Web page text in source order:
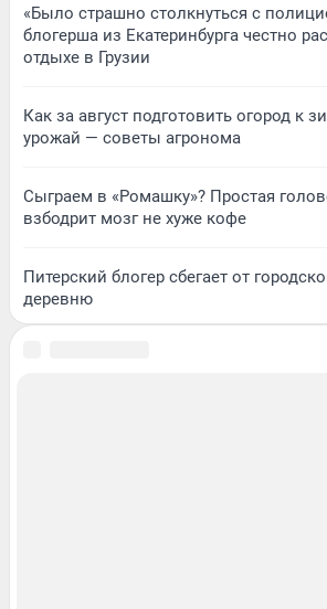
«Было страшно столкнуться с
блогерша из Екатеринбурга честно
отдыхе в Грузии
Как за август подготовить огород к
урожай — советы агронома
Сыграем в «Ромашку»? Простая
взбодрит мозг не хуже кофе
Питерский блогер сбегает от
деревню